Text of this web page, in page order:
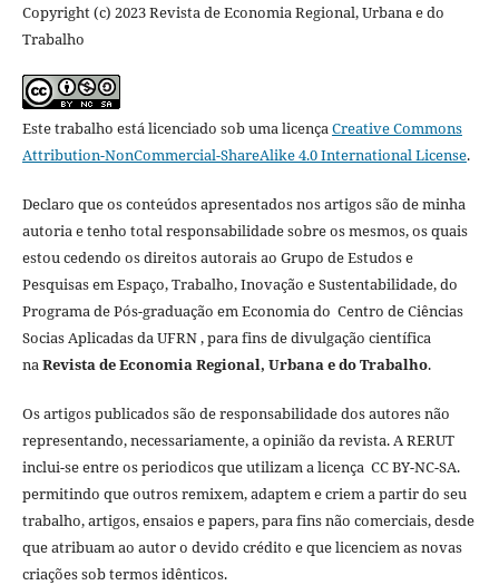
Copyright (c) 2023 Revista de Economia Regional, Urbana e do
Trabalho
Este trabalho está licenciado sob uma licençaCreative Commons
Attribution-NonCommercial-ShareAlike 4.0 International License.
Declaro que os conteúdos apresentados nos artigos são de minha
autoria e tenho total responsabilidade sobre os mesmos, os quais
estou cedendo os direitos autorais ao Grupo de Estudos e
Pesquisas em Espaço, Trabalho, Inovação e Sustentabilidade, do
Programa de Pós-graduação em Economia do Centro de Ciências
Socias Aplicadas da UFRN , para fins de divulgação científica
naRevista de Economia Regional, Urbana e do Trabalho.
Os artigos publicados são de responsabilidade dos autores não
representando, necessariamente, a opinião da revista. A RERUT
inclui-se entre os periodicos que utilizam a licença CC BY-NC-SA.
permitindo que outros remixem, adaptem e criem a partir do seu
trabalho, artigos, ensaios e papers, para fins não comerciais, desde
que atribuam ao autor o devido crédito e que licenciem as novas
criações sob termos idênticos.